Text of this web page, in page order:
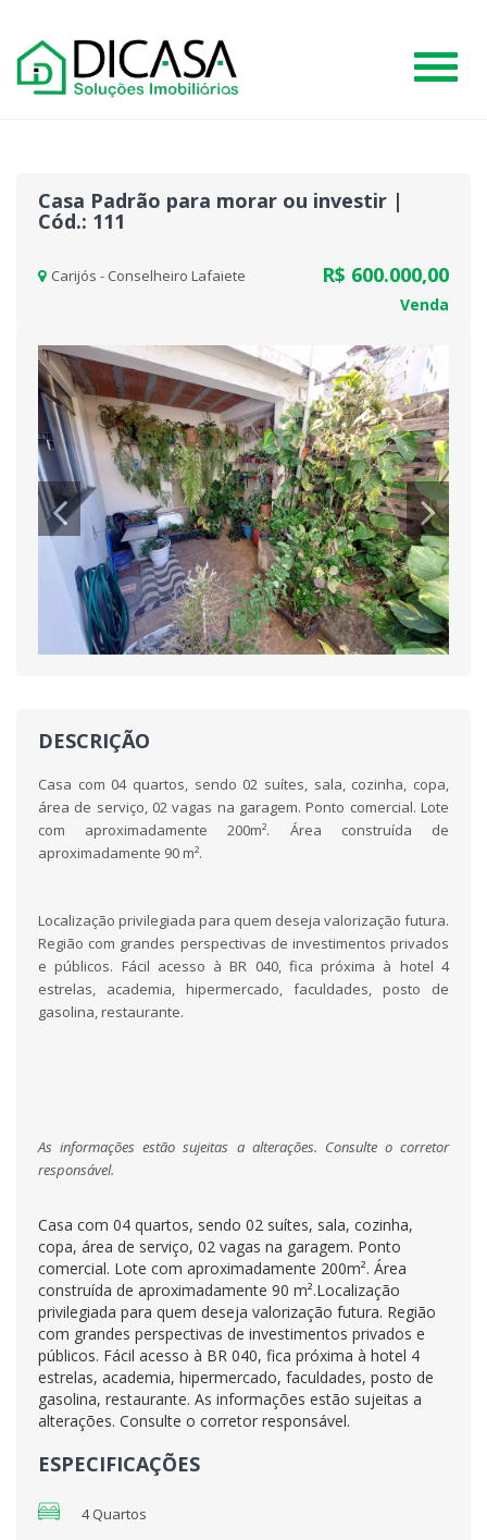
#
Casa Padrão para morar ou investir |
Cód.: 111
Carijós - Conselheiro Lafaiete R$ 600.000,00
Venda
Previous
DESCRIÇÃO
Casa com 04 quartos, sendo 02 suítes, sala, cozinha, copa,
área de serviço, 02 vagas na garagem. Ponto comercial. Lote
com aproximadamente 200m². Área construída de
aproximadamente 90 m².
Localização privilegiada para quem deseja valorização futura.
Região com grandes perspectivas de investimentos privados
e públicos. Fácil acesso à BR 040, fica próxima à hotel 4
estrelas, academia, hipermercado, faculdades, posto de
gasolina, restaurante.
As informações estão sujeitas a alterações. Consulte o corretor
responsável.
Casa com 04 quartos, sendo 02 suítes, sala, cozinha,
copa, área de serviço, 02 vagas na garagem. Ponto
comercial. Lote com aproximadamente 200m². Área
construída de aproximadamente 90 m².Localização
privilegiada para quem deseja valorização futura. Região
com grandes perspectivas de investimentos privados e
públicos. Fácil acesso à BR 040, fica próxima à hotel 4
estrelas, academia, hipermercado, faculdades, posto de
gasolina, restaurante. As informações estão sujeitas a
alterações. Consulte o corretor responsável.
ESPECIFICAÇÕES
4 Quartos